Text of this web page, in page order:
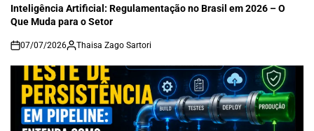
IN
Inteligência Artificial: Regulamentação no Brasil em 2026 – O
Que Muda para o Setor
on
07/07/2026 Thaisa Zago Sartori